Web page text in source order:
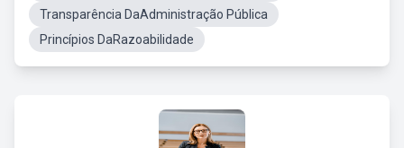
Transparência DaAdministração Pública
Princípios DaRazoabilidade